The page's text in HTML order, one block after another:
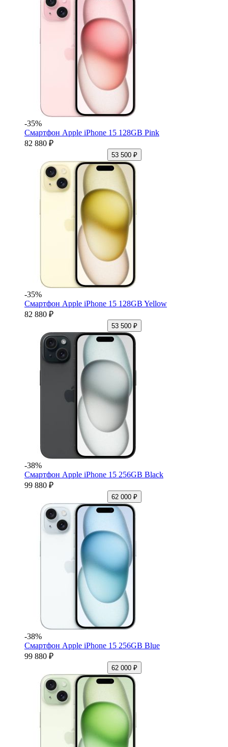
-35%
Смартфон Apple iPhone 15 128GB Pink
82 880 ₽
53 500 ₽
-35%
Смартфон Apple iPhone 15 128GB Yellow
82 880 ₽
53 500 ₽
-38%
Смартфон Apple iPhone 15 256GB Black
99 880 ₽
62 000 ₽
-38%
Смартфон Apple iPhone 15 256GB Blue
99 880 ₽
62 000 ₽